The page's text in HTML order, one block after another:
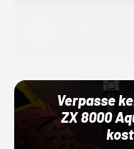
Verpasse
ZX 8000